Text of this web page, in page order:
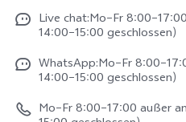
V70
V70 FE
Y31e 5G
Funtouch OS
IMEI-Authentifizierung
System Verbesserung
Reparaturerfassung
Impressum
Rechtliche Hinweise
Live chat:Mo–Fr
14:00–15:00 geschlossen）
WhatsApp:Mo–Fr
14:00–15:00 geschlossen）
Mo–Fr 8:00–17:00 außer